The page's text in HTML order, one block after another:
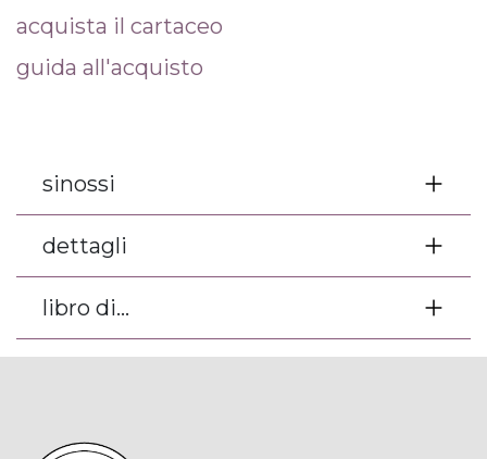
acquista il cartaceo
guida all'acquisto
sinossi
dettagli
libro di...